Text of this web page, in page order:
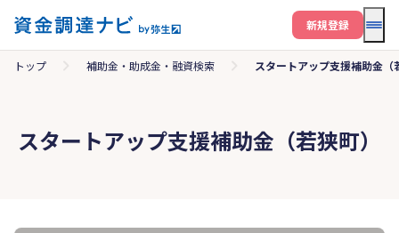
メ
新規登録
トップ 補助金・助成金・融資検索 スタートアップ支援補助金（
スタートアップ支援補助金（若狭町）